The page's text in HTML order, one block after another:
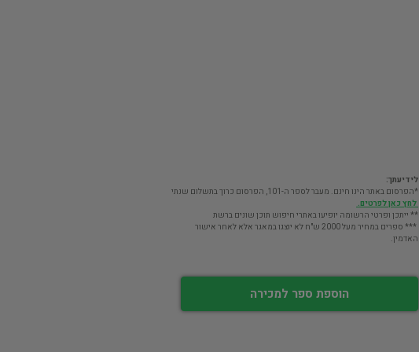
לידיעתך:
*הפרסום באתר הינו חינם. מעבר לספר ה-101, הפרסום כרוך בתשלום שנתי
לחץ כאן לפרטים.
** ייתכן ופרטי הרשומה יופיעו באתרי חיפוש תוכן שונים ברשת
*** ספרים במחיר מעל 2000 ש"ח לא יוצגו במאגר אלא לאחר אישור
האדמין.
הוספת ספר למכירה